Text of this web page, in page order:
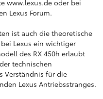
www.lexus.de oder bei
Lexus Forum.
ist auch die theoretische
Lexus ein wichtiger
des RX 450h erlaubt
technischen
Verständnis für die
Lexus Antriebsstranges.